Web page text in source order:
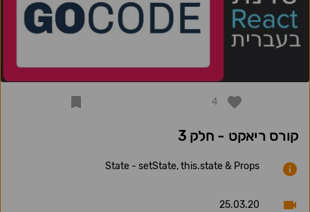
4
קורס ריאקט - חלק 3
State - setState, this.state & Props
25.03.20